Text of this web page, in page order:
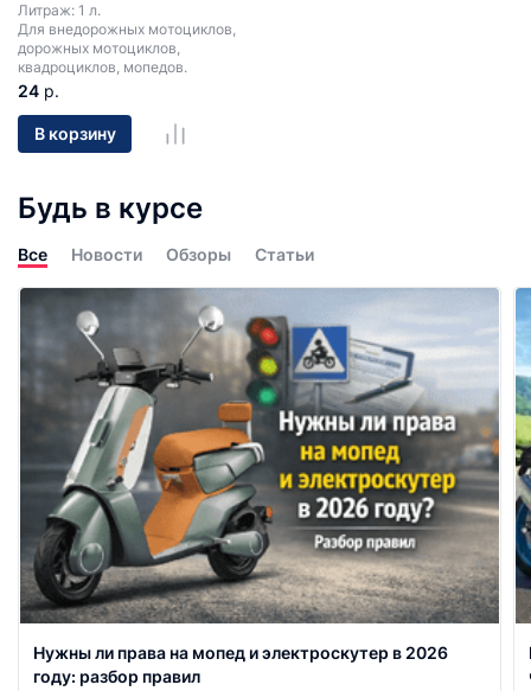
Литраж: 1 л.
Для внедорожных мотоциклов,
дорожных мотоциклов,
квадроциклов, мопедов.
24 р.
В корзину
Будь в курсе
Все Новости Обзоры Статьи
Нужны ли права на мопед и электроскутер в 2026
году: разбор правил